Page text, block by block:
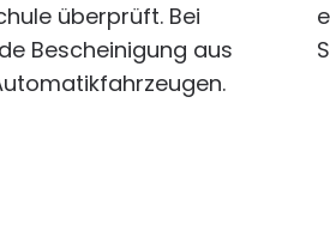
überprüft. Bei
Bescheinigung aus